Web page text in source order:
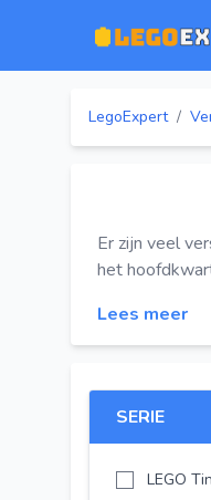
LegoExpert /
Er zijn veel
het
Lees meer
SERIE
LEGO